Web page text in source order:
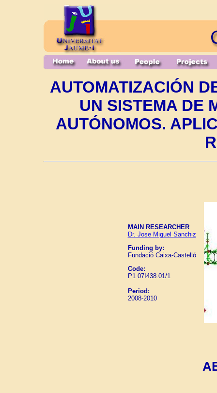
AUTOMATIZACIÓN
UN SISTEMA DE
AUTÓNOMOS.
MAIN RESEARCHER
Dr. Jose Miguel Sanchiz
Funding by:
Fundació Caixa-Castelló
Code:
P1 07I438.01/1
Period:
2008-2010